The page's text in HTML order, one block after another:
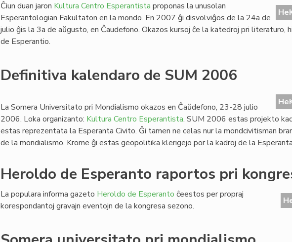
Ĉiun duan jaron Kultura Centro Esperantista proponas la unusolan
Esperantologian Fakultaton en la mondo. En 2007 ĝi disvolviĝos de la 24a de
julio ĝis la 3a de aŭgusto, en Ĉaudefono. Okazos kursoj ĉe la katedroj pri literaturo,
de Esperantio.
Definitiva kalendaro de SUM 2006
La Somera Universitato pri Mondialismo okazos en Ĉaŭdefono, 23-28 julio
2006. Loka organizanto: Kultura Centro Esperantista. SUM 2006 estas projekto
estas reprezentata la Esperanta Civito. Ĝi tamen ne celas nur la mondcivitisman
de la mondialismo. Krome ĝi estas geopolitika klerigejo por la kadroj de la
Heroldo de Esperanto raportos pri
La populara informa gazeto Heroldo de Esperanto ĉeestos per propraj
korespondantoj gravajn eventojn de la kongresa sezono.